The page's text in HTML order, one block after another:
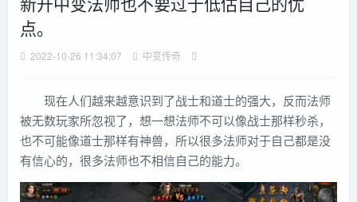
点。
2022-10-26 11:34:07 中变传奇
现在人们越来越意识到了战士和道士的强大，反而法师
被无数玩家所忽视了，想一想法师不可以像战士那样秒杀，
也不可能像道士那样有神兽，所以很多法师对于自己都是没
有信心的，很多法师也不相信自己的能力。